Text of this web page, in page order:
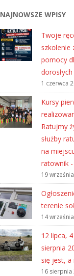
NAJNOWSZE WPISY
Twoje
szkolenie
pomocy
dorosłych
1 czerwca
Kursy
Ratujmy
służby
na
ratownik
19
terenie
14
12 lipca,
sierpnia
się jest, a
16 sierpnia